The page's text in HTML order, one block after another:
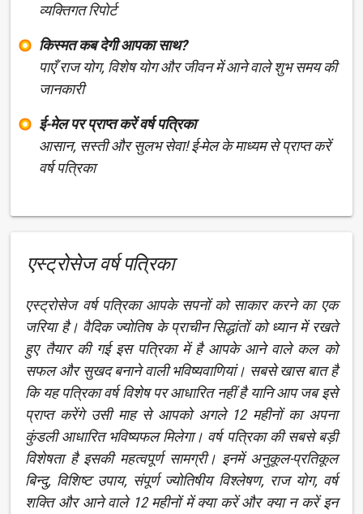
व्यक्तिगत रिपोर्ट
किस्मत कब देगी आपका साथ?
पाएँ राज योग, विशेष योग और जीवन में आने वाले शुभ समय की
जानकारी
ई-मेल पर प्राप्त करें वर्ष पत्रिका
आसान, सस्ती और सुलभ सेवा! ई-मेल के माध्यम से प्राप्त करें
वर्ष पत्रिका
एस्ट्रोसेज वर्ष पत्रिका
एस्ट्रोसेज वर्ष पत्रिका आपके सपनों को साकार करने का एक
जरिया है। वैदिक ज्योतिष के प्राचीन सिद्धांतों को ध्यान में रखते
हुए तैयार की गई इस पत्रिका में है आपके आने वाले कल को
सफल और सुखद बनाने वाली भविष्यवाणियां। सबसे खास बात है
कि यह पत्रिका वर्ष विशेष पर आधारित नहीं है यानि आप जब इसे
प्राप्त करेंगे उसी माह से आपको अगले 12 महीनों का अपना
कुंडली आधारित भविष्यफल मिलेगा। वर्ष पत्रिका की सबसे बड़ी
विशेषता है इसकी महत्वपूर्ण सामग्री। इनमें अनुकूल-प्रतिकूल
बिन्दु, विशिष्ट उपाय, संपूर्ण ज्योतिषीय विश्लेषण, राज योग, वर्ष
शक्ति और आने वाले 12 महीनों में क्या करें और क्या न करें इन